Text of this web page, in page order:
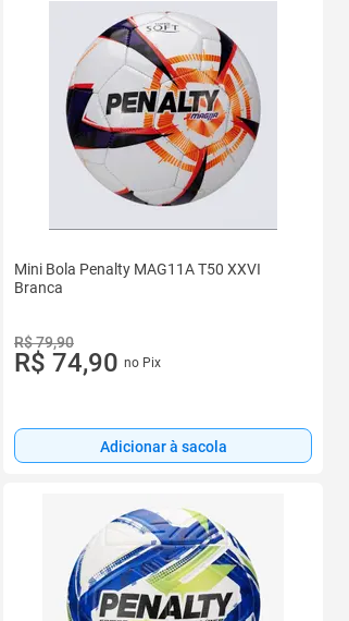
Mini Bola Penalty MAG11A T50 XXVI
Branca
R$ 79,90
R$ 74,90 no Pix
Adicionar à sacola